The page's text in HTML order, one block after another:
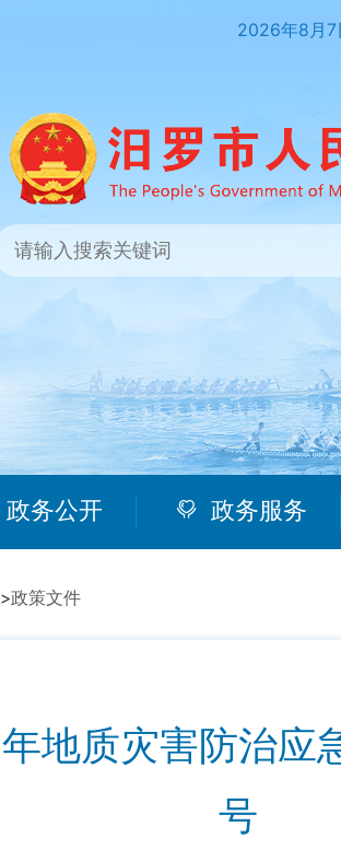
2026年8月7
政务公开 政务服务
>政策文件
地质灾害防治
号